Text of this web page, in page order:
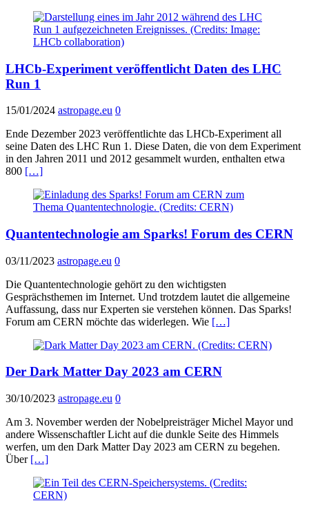
LHCb-Experiment veröffentlicht Daten des LHC
Run 1
15/01/2024 astropage.eu 0
Ende Dezember 2023 veröffentlichte das LHCb-Experiment all
seine Daten des LHC Run 1. Diese Daten, die von dem Experiment
in den Jahren 2011 und 2012 gesammelt wurden, enthalten etwa
800 […]
Quantentechnologie am Sparks! Forum des CERN
03/11/2023 astropage.eu 0
Die Quantentechnologie gehört zu den wichtigsten
Gesprächsthemen im Internet. Und trotzdem lautet die allgemeine
Auffassung, dass nur Experten sie verstehen können. Das Sparks!
Forum am CERN möchte das widerlegen. Wie […]
Der Dark Matter Day 2023 am CERN
30/10/2023 astropage.eu 0
Am 3. November werden der Nobelpreisträger Michel Mayor und
andere Wissenschaftler Licht auf die dunkle Seite des Himmels
werfen, um den Dark Matter Day 2023 am CERN zu begehen.
Über […]